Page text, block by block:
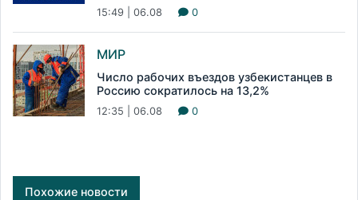
15:49 | 06.08 0
МИР
Число рабочих въездов узбекистанцев в
Россию сократилось на 13,2%
12:35 | 06.08 0
Похожие новости